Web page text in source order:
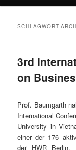
SCHLAGWORT-
3rd
on
Prof. Baumgarth
International
University in
einer der 176
der HWR Berlin.